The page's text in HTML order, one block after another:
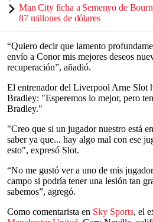
Man City ficha a Semenyo de
87 millones de dólares
“Quiero decir que lamento
envío a Conor mis mejores deseos
recuperación”, añadió.
El entrenador del Liverpool Arne Slot
Bradley: "Esperemos lo mejor, pero
Bradley."
"Creo que si un jugador nuestro está
saber ya que... hay algo mal con ese
esto", expresó Slot.
“No me gustó ver a uno de mis
campo si podría tener una lesión tan
sabemos”, agregó.
Como comentarista en Sky Sports, el